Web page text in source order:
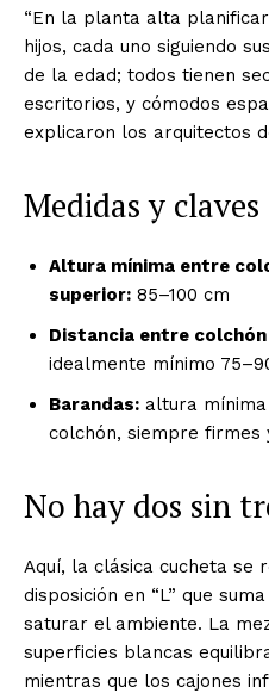
“En la planta alta
hijos, cada uno siguiendo
de la edad; todos tienen
escritorios, y cómodos
explicaron los arquitectos
Medidas y
Altura mínima entre
superior: 85–100 cm
Distancia entre
idealmente mínimo
Barandas: altura
colchón, siempre firmes
No hay dos sin
Aquí, la clásica cucheta se
disposición en “L” que
saturar el ambiente. La
superficies blancas
mientras que los cajones